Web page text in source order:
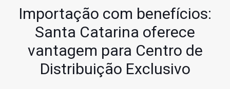
Importação com benefícios:
Santa Catarina oferece
vantagem para Centro de
Distribuição Exclusivo